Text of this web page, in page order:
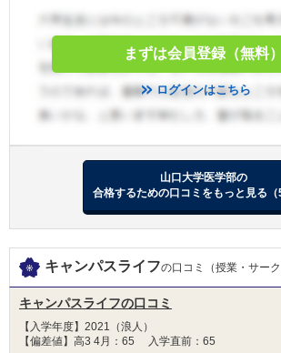
きは，その翌月から奨学金
す。
※休学期間については，奨学
※虚偽や不正な手段により奨
合，奨学金受給決定に遡り
奨学生は，次の義務を履行
1. 学業に励むとともに健康
としての品位を保つよう努
2. 奨学金受給決定時に学長
こと。
書（所定の様式）を学長へ提
4. 奨学生の懇談会に出席する
5. 他の奨学金の受給が決ま
らの奨学金を受給するか選
まずは会員登録（無料）
ログインはこちら
山口大学医学部の
合格するための口コミをもっと見る（
キャンパスライフの口コミ（授業・サーク
キャンパスライフの口コミ
【入学年度】2021（浪人）
【偏差値】高3 4月：65 入学直前：65